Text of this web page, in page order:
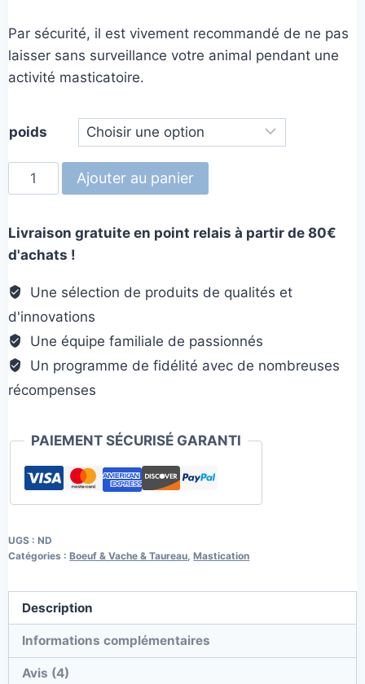
Par sécurité, il est vivement recommandé de ne pas
laisser sans surveillance votre animal pendant une
activité masticatoire.
poids
quantité
de
de
bœuf
avec
poils
Ajouter au panier
Livraison gratuite en point relais à partir de 80€
d'achats !
Une sélection de produits de qualités et
d'innovations
Une équipe familiale de passionnés
Un programme de fidélité avec de nombreuses
récompenses
PAIEMENT SÉCURISÉ GARANTI
UGS :ND
Catégories :Boeuf & Vache & Taureau,Mastication
Description
Informations complémentaires
Avis (4)